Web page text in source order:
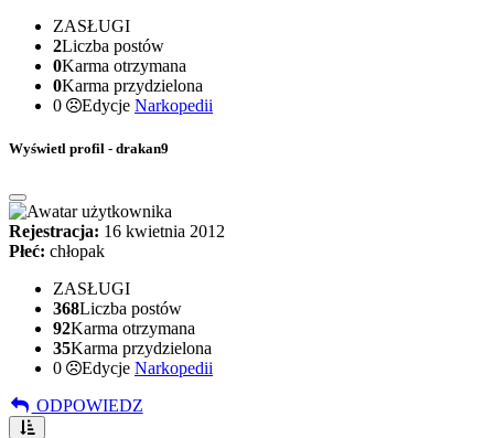
ZASŁUGI
2Liczba postów
0Karma otrzymana
0Karma przydzielona
0
Edycje Narkopedii
Wyświetl profil - drakan9
Rejestracja: 16 kwietnia 2012
Płeć: chłopak
ZASŁUGI
368Liczba postów
92Karma otrzymana
35Karma przydzielona
0
Edycje Narkopedii
ODPOWIEDZ